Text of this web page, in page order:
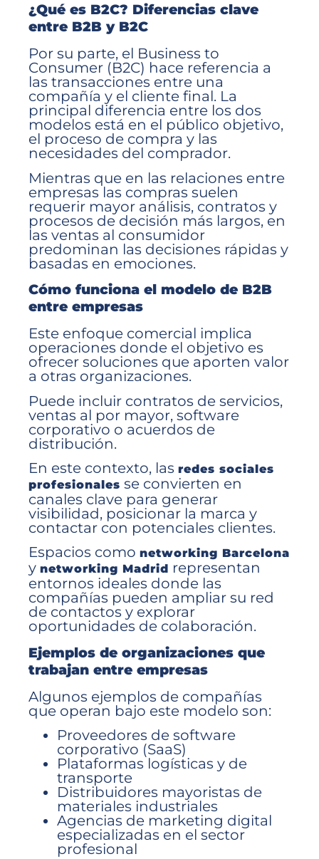
¿Qué es B2C? Diferencias clave
entre B2B y B2C
Por su parte, el Business to
Consumer (B2C) hace referencia a
las transacciones entre una
compañía y el cliente final. La
principal diferencia entre los dos
modelos está en el público objetivo,
el proceso de compra y las
necesidades del comprador.
Mientras que en las relaciones entre
empresas las compras suelen
requerir mayor análisis, contratos y
procesos de decisión más largos, en
las ventas al consumidor
predominan las decisiones rápidas y
basadas en emociones.
Cómo funciona el modelo de B2B
entre empresas
Este enfoque comercial implica
operaciones donde el objetivo es
ofrecer soluciones que aporten valor
a otras organizaciones.
Puede incluir contratos de servicios,
ventas al por mayor, software
corporativo o acuerdos de
distribución.
En este contexto, las redes sociales
profesionales se convierten en
canales clave para generar
visibilidad, posicionar la marca y
contactar con potenciales clientes.
Espacios como networking Barcelona
y networking Madrid representan
entornos ideales donde las
compañías pueden ampliar su red
de contactos y explorar
oportunidades de colaboración.
Ejemplos de organizaciones que
trabajan entre empresas
Algunos ejemplos de compañías
que operan bajo este modelo son:
Proveedores de software
corporativo (SaaS)
Plataformas logísticas y de
transporte
Distribuidores mayoristas de
materiales industriales
Agencias de marketing digital
especializadas en el sector
profesional